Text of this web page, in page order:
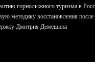
горнолыжного туризма в
методику восстановления после
Дмитрия Демешина